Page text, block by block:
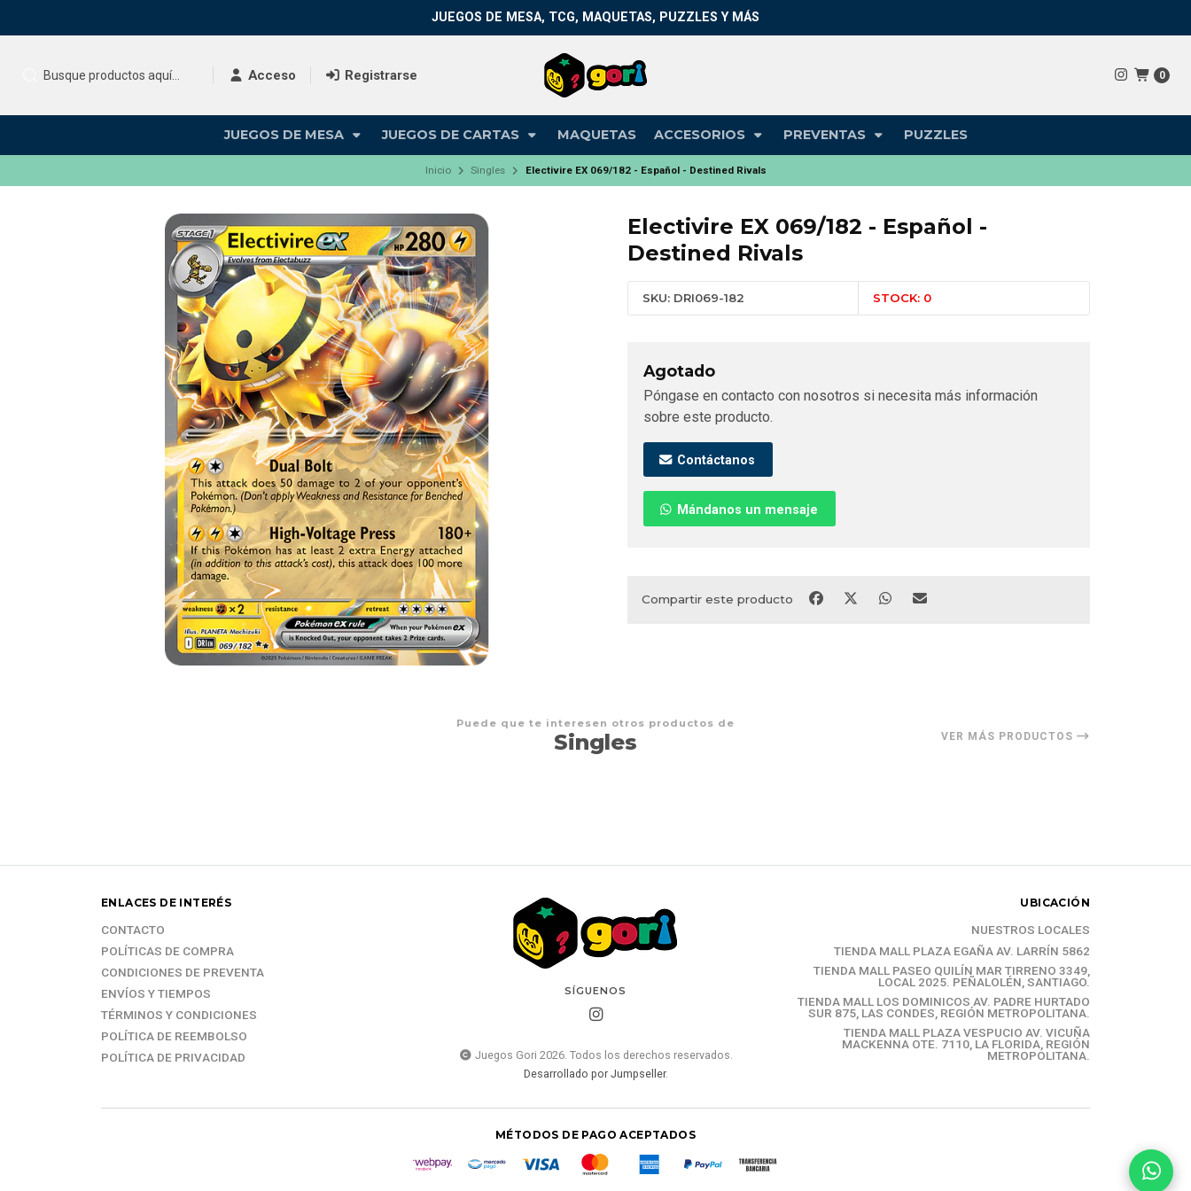
Acceso Registrarse 0
JUEGOS DE MESA JUEGOS DE CARTAS MAQUETAS ACCESORIOS PREVENTAS PUZZLES
JUEGOS DE MESA, TCG, MAQUETAS, PUZZLES Y MÁS
Inicio Singles Electivire EX 069/182 - Español - Destined Rivals
Electivire EX 069/182 - Español -
Destined Rivals
SKU: DRI069-182 STOCK: 0
Agotado
Póngase en contacto con nosotros si necesita más información
sobre este producto.
Contáctanos
Mándanos un mensaje
Compartir este producto
Puede que te interesen otros productos de
Singles VER MÁS PRODUCTOS
SÍGUENOS
Juegos Gori 2026. Todos los derechos reservados.
Desarrollado por Jumpseller.
ENLACES DE INTERÉS
CONTACTO
POLÍTICAS DE COMPRA
CONDICIONES DE PREVENTA
ENVÍOS Y TIEMPOS
TÉRMINOS Y CONDICIONES
POLÍTICA DE REEMBOLSO
POLÍTICA DE PRIVACIDAD
UBICACIÓN
NUESTROS LOCALES
TIENDA MALL PLAZA EGAÑA AV. LARRÍN 5862
TIENDA MALL PASEO QUILÍN MAR TIRRENO 3349,
LOCAL 2025. PEÑALOLÉN, SANTIAGO.
TIENDA MALL LOS DOMINICOS AV. PADRE HURTADO
SUR 875, LAS CONDES, REGIÓN METROPOLITANA.
TIENDA MALL PLAZA VESPUCIO AV. VICUÑA
MACKENNA OTE. 7110, LA FLORIDA, REGIÓN
METROPOLITANA.
MÉTODOS DE PAGO ACEPTADOS